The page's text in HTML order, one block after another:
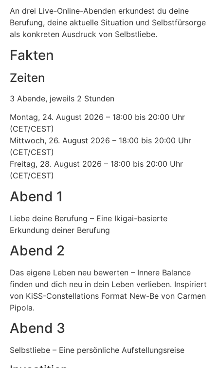
An drei Live-Online-Abenden erkundest du deine
Berufung, deine aktuelle Situation und Selbstfürsorge
als konkreten Ausdruck von Selbstliebe.
Fakten
Zeiten
3 Abende, jeweils 2 Stunden
Montag, 24. August 2026 – 18:00 bis 20:00 Uhr
(CET/CEST)
Mittwoch, 26. August 2026 – 18:00 bis 20:00 Uhr
(CET/CEST)
Freitag, 28. August 2026 – 18:00 bis 20:00 Uhr
(CET/CEST)
Abend 1
Liebe deine Berufung – Eine Ikigai-basierte
Erkundung deiner Berufung
Abend 2
Das eigene Leben neu bewerten – Innere Balance
finden und dich neu in dein Leben verlieben. Inspiriert
von KiSS-Constellations Format New-Be von Carmen
Pipola.
Abend 3
Selbstliebe – Eine persönliche Aufstellungsreise